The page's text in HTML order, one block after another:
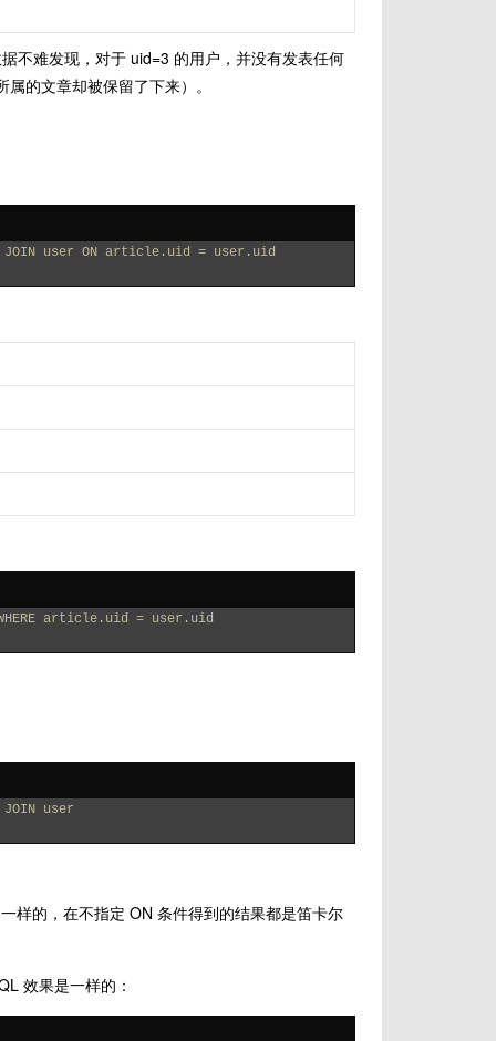
不难发现，对于 uid=3 的用户，并没有发表任何
的文章却被保留了下来）。
user ON article.uid = user.uid
article.uid = user.uid
user
样的，在不指定 ON 条件得到的结果都是笛卡尔
效果是一样的：